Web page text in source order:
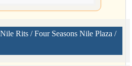
Rits / Four Seasons Nile Plaza /